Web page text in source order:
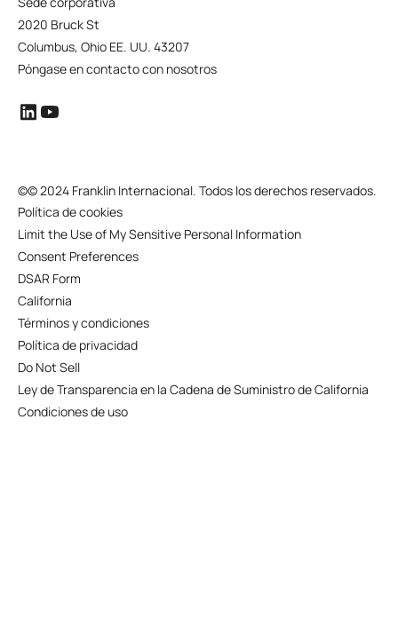
2020 Bruck St
Columbus, Ohio EE. UU. 43207
Póngase en contacto con nosotros
©© 2024 Franklin Internacional. Todos los derechos reservados.
Política de cookies
Limit the Use of My Sensitive Personal Information
Consent Preferences
DSAR Form
California
Términos y condiciones
Política de privacidad
Do Not Sell
Ley de Transparencia en la Cadena de Suministro de California
Condiciones de uso